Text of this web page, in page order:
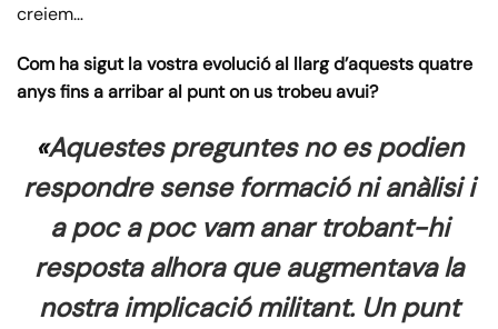
creiem…
Com ha sigut la vostra evolució al llarg d’aquests quatre
anys fins a arribar al punt on us trobeu avui?
«Aquestes preguntes no es podien
respondre sense formació ni anàlisi i
a poc a poc vam anar trobant-hi
resposta alhora que augmentava la
nostra implicació militant. Un punt